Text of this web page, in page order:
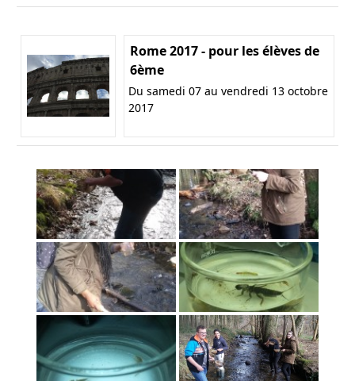
Rome 2017 - pour les élèves de
6ème
Du samedi 07 au vendredi 13 octobre
2017